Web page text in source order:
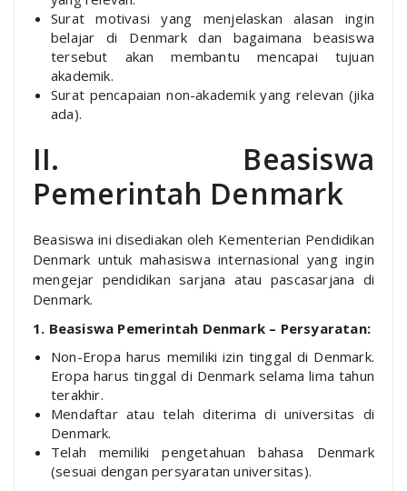
Surat motivasi yang menjelaskan alasan ingin
belajar di Denmark dan bagaimana beasiswa
tersebut akan membantu mencapai tujuan
akademik.
Surat pencapaian non-akademik yang relevan (jika
ada).
II. Beasiswa
Pemerintah Denmark
Beasiswa ini disediakan oleh Kementerian Pendidikan
Denmark untuk mahasiswa internasional yang ingin
mengejar pendidikan sarjana atau pascasarjana di
Denmark.
1. Beasiswa Pemerintah Denmark – Persyaratan:
Non-Eropa harus memiliki izin tinggal di Denmark.
Eropa harus tinggal di Denmark selama lima tahun
terakhir.
Mendaftar atau telah diterima di universitas di
Denmark.
Telah memiliki pengetahuan bahasa Denmark
(sesuai dengan persyaratan universitas).